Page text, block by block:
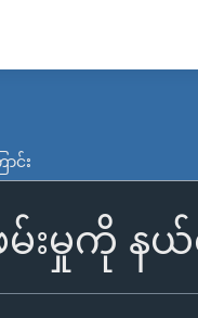
င်း
ဖမ်းမှုကို